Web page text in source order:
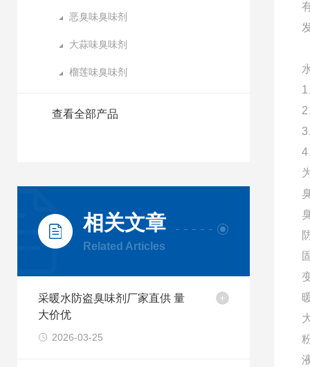
恶臭味臭味剂
大蒜味臭味剂
榴莲味臭味剂
查看全部产品
相关文章
Related Articles
采暖水防盗臭味剂厂家直供 量
大价优
2026-03-25
3
4